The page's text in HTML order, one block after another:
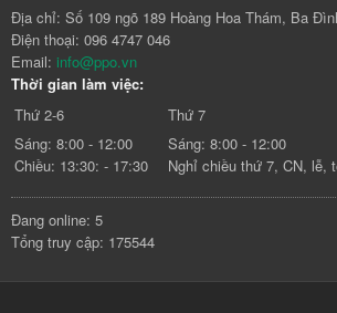
Địa chỉ: Số 109 ngõ 189 Hoàng Hoa Thám, Ba
Điện thoại: 096 4747 046
Email: info@ppo.vn
Thời gian làm việc:
Thứ 2-6
Thứ 7
Sáng: 8:00 - 12:00
Chiều: 13:30: - 17:30
Sáng: 8:00 - 12:00
Nghỉ chiều thứ 7, CN, lễ,
Đang online: 5
Tổng truy cập: 175544